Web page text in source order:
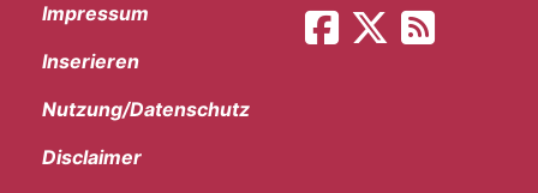
Impressum
Inserieren
Nutzung/Datenschutz
Disclaimer